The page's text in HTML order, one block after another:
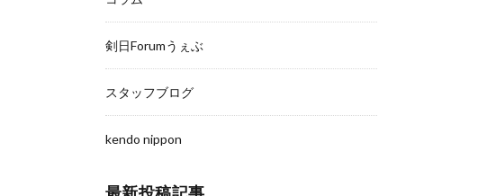
剣日Forumうぇぶ
スタッフブログ
kendo nippon